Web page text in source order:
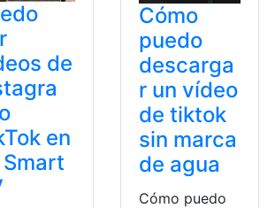
de
en
Cómo
puedo
descarga
r un vídeo
de tiktok
sin marca
de agua
Cómo puedo